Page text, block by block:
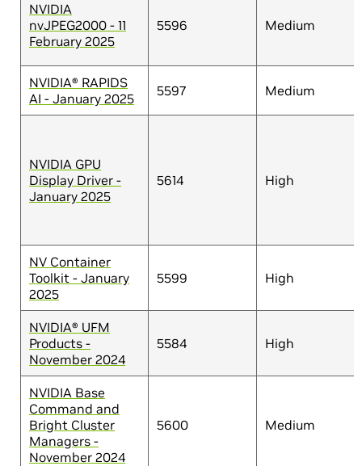
NVIDIA
nvJPEG2000 - 11
February 2025
5596 Medium
NVIDIA® RAPIDS
AI - January 2025
5597 Medium
NVIDIA GPU
Display Driver -
January 2025
5614 High
NV Container
Toolkit - January
2025
5599 High
NVIDIA® UFM
Products -
November 2024
5584 High
NVIDIA Base
Command and
Bright Cluster
Managers -
November 2024
5600 Medium